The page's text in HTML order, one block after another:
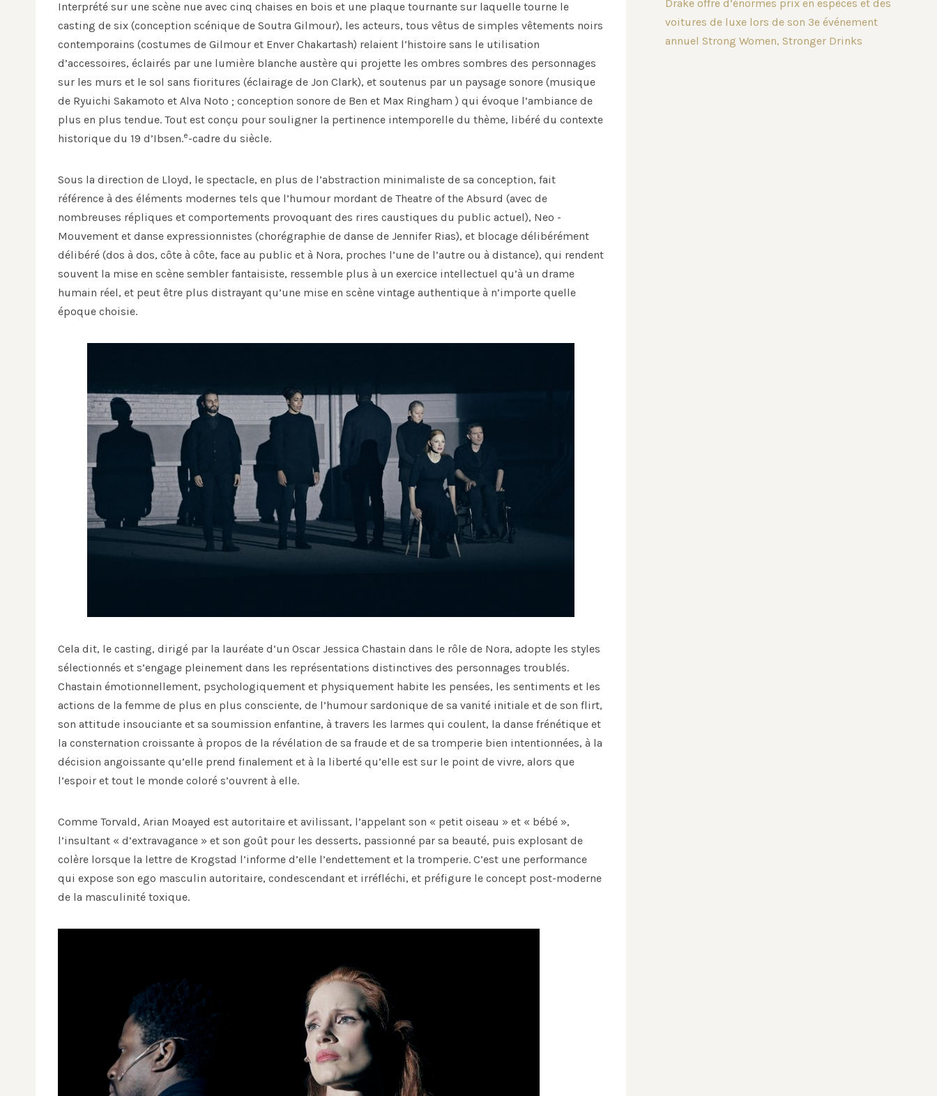
Interprété sur une scène nue avec cinq chaises en bois et une plaque tournante sur laquelle tourne le
casting de six (conception scénique de Soutra Gilmour), les acteurs, tous vêtus de simples vêtements noirs
contemporains (costumes de Gilmour et Enver Chakartash) relaient l’histoire sans le utilisation
d’accessoires, éclairés par une lumière blanche austère qui projette les ombres sombres des personnages
sur les murs et le sol sans fioritures (éclairage de Jon Clark), et soutenus par un paysage sonore (musique
de Ryuichi Sakamoto et Alva Noto ; conception sonore de Ben et Max Ringham ) qui évoque l’ambiance de
plus en plus tendue. Tout est conçu pour souligner la pertinence intemporelle du thème, libéré du contexte
historique du 19 d’Ibsen.e-cadre du siècle.
Sous la direction de Lloyd, le spectacle, en plus de l’abstraction minimaliste de sa conception, fait
référence à des éléments modernes tels que l’humour mordant de Theatre of the Absurd (avec de
nombreuses répliques et comportements provoquant des rires caustiques du public actuel), Neo -
Mouvement et danse expressionnistes (chorégraphie de danse de Jennifer Rias), et blocage délibérément
délibéré (dos à dos, côte à côte, face au public et à Nora, proches l’une de l’autre ou à distance), qui rendent
souvent la mise en scène sembler fantaisiste, ressemble plus à un exercice intellectuel qu’à un drame
humain réel, et peut être plus distrayant qu’une mise en scène vintage authentique à n’importe quelle
époque choisie.
Cela dit, le casting, dirigé par la lauréate d’un Oscar Jessica Chastain dans le rôle de Nora, adopte les styles
sélectionnés et s’engage pleinement dans les représentations distinctives des personnages troublés.
Chastain émotionnellement, psychologiquement et physiquement habite les pensées, les sentiments et les
actions de la femme de plus en plus consciente, de l’humour sardonique de sa vanité initiale et de son flirt,
son attitude insouciante et sa soumission enfantine, à travers les larmes qui coulent, la danse frénétique et
la consternation croissante à propos de la révélation de sa fraude et de sa tromperie bien intentionnées, à la
décision angoissante qu’elle prend finalement et à la liberté qu’elle est sur le point de vivre, alors que
l’espoir et tout le monde coloré s’ouvrent à elle.
Comme Torvald, Arian Moayed est autoritaire et avilissant, l’appelant son « petit oiseau » et « bébé »,
l’insultant « d’extravagance » et son goût pour les desserts, passionné par sa beauté, puis explosant de
colère lorsque la lettre de Krogstad l’informe d’elle l’endettement et la tromperie. C’est une performance
qui expose son ego masculin autoritaire, condescendant et irréfléchi, et préfigure le concept post-moderne
de la masculinité toxique.
Drake offre d’énormes prix en espèces et des
voitures de luxe lors de son 3e événement
annuel Strong Women, Stronger Drinks